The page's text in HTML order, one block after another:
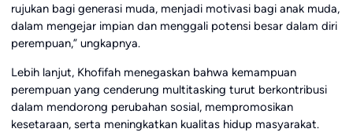
rujukan bagi generasi muda, menjadi motivasi bagi anak muda,
dalam mengejar impian dan menggali potensi besar dalam diri
perempuan,” ungkapnya.
Lebih lanjut, Khofifah menegaskan bahwa kemampuan
perempuan yang cenderung multitasking turut berkontribusi
dalam mendorong perubahan sosial, mempromosikan
kesetaraan, serta meningkatkan kualitas hidup masyarakat.